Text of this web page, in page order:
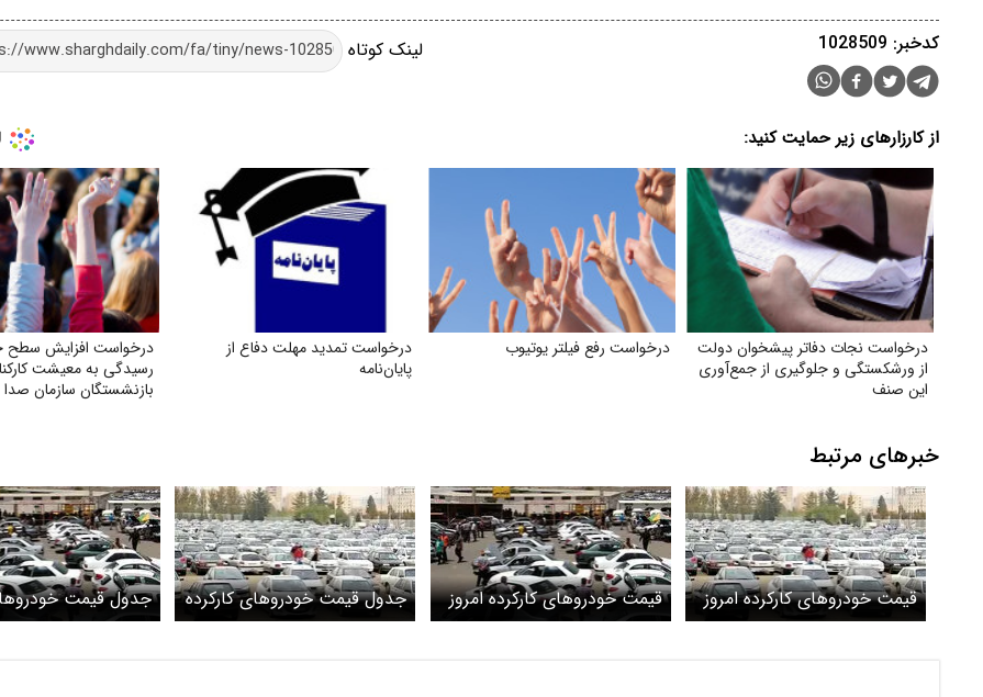
لینک کوتاه کدخبر: 1028509
از کارزارهای زیر حمایت کنید:
درخواست نجات دفاتر پیشخوان دولت
از ورشکستگی و جلوگیری از جمع‌آوری
این صنف
درخواست رفع فیلتر یوتیوب
درخواست تمدید مهلت دفاع از
پایان‌نامه
درخواست افزایش سطح
رسیدگی به معیشت
بازنشستگان سازمان
خبرهای مرتبط
قیمت خودروهای کارکرده امروز
۲۷ خرداد ۱۴۰۴ + جدول
قیمت خودروهای کارکرده امروز
۱۸ خرداد ۱۴۰۴ + جدول
جدول قیمت خودروهای کارکرده
امروز ۲۴ اردیبهشت ۱۴۰۴
جدول قیمت
امروز ۱۶ اردیبهشت ۱۴۰۴